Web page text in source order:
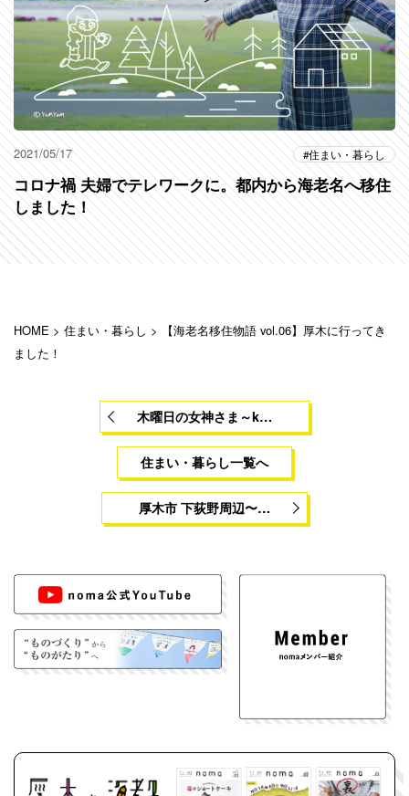
2021/05/17 住まい・暮らし
コロナ禍 夫婦でテレワークに。都内から海老名へ移住
しました！
HOME > 住まい・暮らし >
【海老名移住物語 vol.06】厚木に行ってき
ました！
木曜日の女神さま～k…
住まい・暮らし一覧へ
厚木市 下荻野周辺〜…